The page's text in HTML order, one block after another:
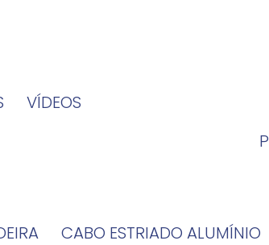
VÍDEOS
CABO ESTRIADO ALUMÍNIO